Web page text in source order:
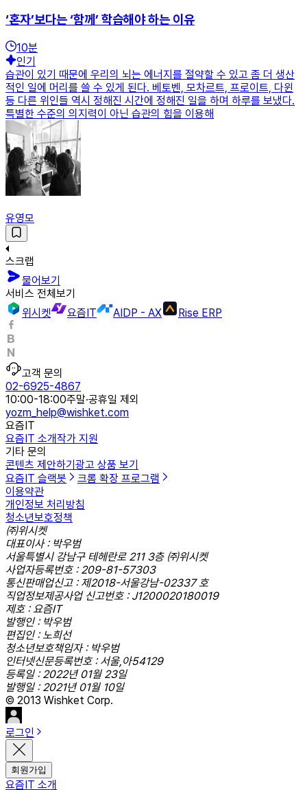
‘혼자’보다는 ‘함께’ 학습해야 하는 이유
10분
인기
습관이 있기 때문에 우리의 뇌는 에너지를 절약할 수 있고 좀 더 생산
적인 일에 머리를 쓸 수 있게 된다. 베토벤, 모차르트, 프로이트, 다윈
등 다른 위인들 역시 정해진 시간에 정해진 일을 하며 하루를 보냈다.
특별한 수준의 의지력이 아닌 습관의 힘을 이용해
유영모
스크랩
물어보기
서비스 전체보기
위시켓
요즘IT AIDP - AX Rise ERP
고객 문의
02-6925-4867
10:00-18:00주말·공휴일 제외
yozm_help@wishket.com
요즘IT
요즘IT 소개작가 지원
기타 문의
콘텐츠 제안하기 광고 상품 보기
요즘IT 슬랙봇
크롬 확장 프로그램
이용약관
개인정보 처리방침
청소년보호정책
㈜위시켓
대표이사 : 박우범
서울특별시 강남구 테헤란로 211 3층 ㈜위시켓
사업자등록번호 : 209-81-57303
통신판매업신고 : 제2018-서울강남-02337 호
직업정보제공사업 신고번호 : J1200020180019
제호 : 요즘IT
발행인 : 박우범
편집인 : 노희선
청소년보호책임자 : 박우범
인터넷신문등록번호 : 서울,아54129
등록일 : 2022년 01월 23일
발행일 : 2021년 01월 10일
© 2013 Wishket Corp.
로그인
회원가입
요즘IT 소개